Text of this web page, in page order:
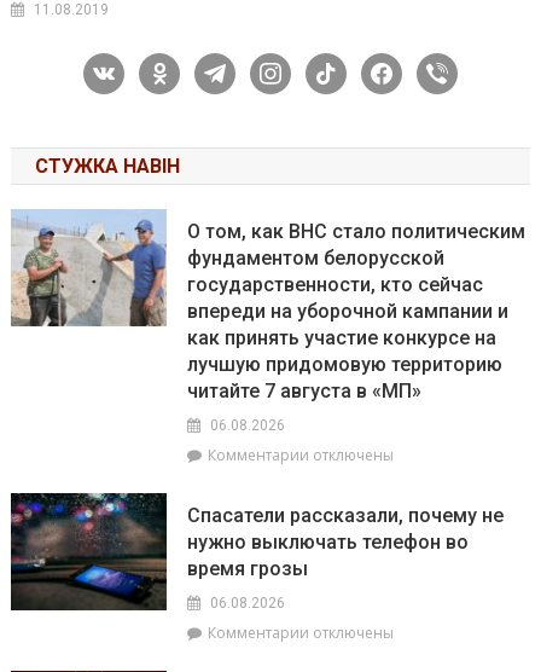
11.08.2019
vkontakteodnoklassniki
telegraminstagram
tiktok facebook
viber
СТУЖКА НАВІН
О том, как ВНС стало политическим
фундаментом белорусской
государственности, кто сейчас
впереди на уборочной кампании и
как принять участие конкурсе на
лучшую придомовую территорию
читайте 7 августа в «МП»
06.08.2026
Комментарии к
том,
как
фундаментом
отключены
Спасатели рассказали, почему не
нужно выключать телефон во
время грозы
06.08.2026
Комментарии котключены